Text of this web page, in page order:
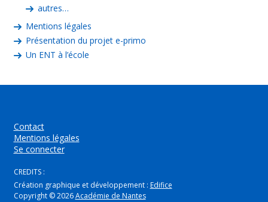
autres…
Mentions légales
Présentation du projet e-primo
Un ENT à l’école
Contact
Mentions légales
Se connecter
CREDITS :
Création graphique et développement : Edifice
Copyright © 2026Académie de Nantes